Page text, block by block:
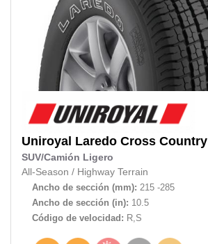
Uniroyal Laredo Cross Country
SUV/Camión Ligero
All-Season / Highway Terrain
Ancho de sección (mm): 215 -285
Ancho de sección (in): 10.5
Código de velocidad: R,S